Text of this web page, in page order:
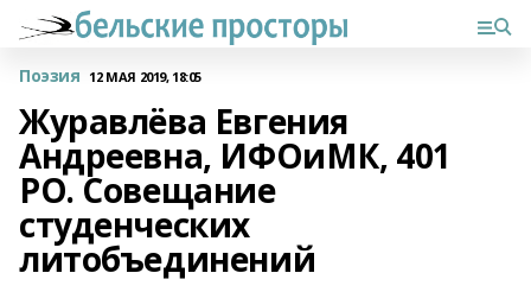
Поэзия 12 МАЯ 2019, 18:05
Журавлёва Евгения
Андреевна, ИФОиМК, 401
РО. Совещание
студенческих
литобъединений